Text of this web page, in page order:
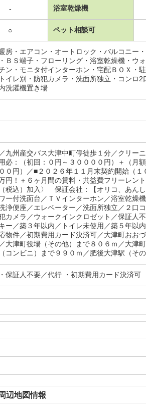
- 浴室乾燥機
○ ペット相談可
房・エアコン・オートロック・バルコニー
ＢＳ端子・フローリング・浴室乾燥機・ウ
ン・モニタ付インターホン・宅配ＢＯＸ・
イレ別・防犯カメラ・洗面所独立・コンロ
洗濯機置き場
九州産交バス大津中町停徒歩１分／クリ
必：（初回：０円～３００００円）＋（月
０円）／■２０２６年１１月末契約開始（
円！＋６ヶ月間の賃料・共益費フリーレン
税込）加入〉 保証会社：【オリコ、あん
ー付洗面台／ＴＶインターホン／浴室乾燥
浄便座／エレベーター／洗面所独立／２口
カメラ／ウォークインクロゼット／保証人
ー／築３年以内／トイレ未使用／築５年以
件／初期費用カード決済可／大津町おお
大津町役場（その他）まで８０６ｍ／大津
コンビニ）まで９９０ｍ／肥後大津駅（そ
保証人不要／代行 ・初期費用カード決済可
辺地図情報